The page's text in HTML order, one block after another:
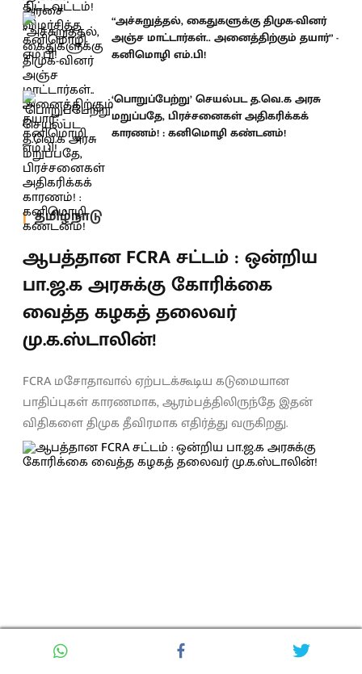
“அச்சுறுத்தல், கைதுகளுக்கு திமுக-வினர்
அஞ்ச மாட்டார்கள்.. அனைத்திற்கும் தயார்” -
கனிமொழி எம்.பி!
‘பொறுப்பேற்று’ செயல்பட த.வெ.க அரசு
மறுப்பதே, பிரச்சனைகள் அதிகரிக்கக்
காரணம்! : கனிமொழி கண்டனம்!
தமிழ்நாடு
ஆபத்தான FCRA சட்டம் : ஒன்றிய
பா.ஜ.க அரசுக்கு கோரிக்கை
வைத்த கழகத் தலைவர்
மு.க.ஸ்டாலின்!
FCRA மசோதாவால் ஏற்படக்கூடிய கடுமையான
பாதிப்புகள் காரணமாக, ஆரம்பத்திலிருந்தே இதன்
விதிகளை திமுக தீவிரமாக எதிர்த்து வருகிறது.